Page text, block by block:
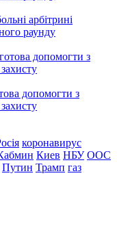
арбітрині
раунду
допомогти з
коронавирус
Киев НБУ ООС
Путин Трамп газ